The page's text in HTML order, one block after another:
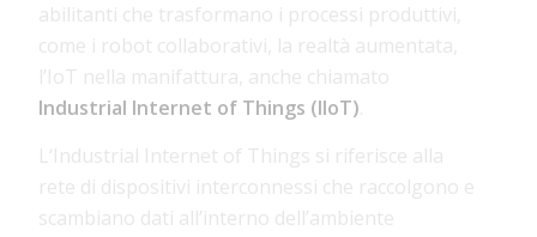
abilitanti che trasformano i processi produttivi,
come i robot collaborativi, la realtà aumentata,
l’IoT nella manifattura, anche chiamato
Industrial Internet of Things (IIoT)
L‘Industrial Internet of Things si riferisce alla
rete di dispositivi interconnessi che raccolgono e
scambiano dati all’interno dell’ambiente